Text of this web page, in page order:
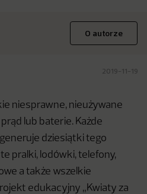
O autorze
2019-11-19
niesprawne, nieużywane
lub baterie. Każde
dziesiątki tego
pralki, lodówki, telefony,
a także wszelkie
edukacyjny „Kwiaty za